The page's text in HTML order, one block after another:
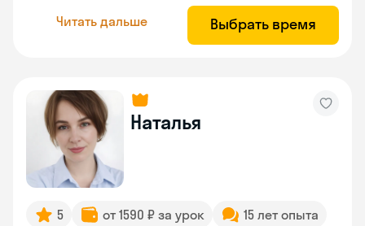
Читать дальше Выбрать время
Наталья
5 от 1590 ₽ за урок
15 лет опыта